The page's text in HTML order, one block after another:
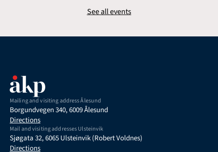
See all events
Mailing and visiting address Ålesund
Borgundvegen 340, 6009 Ålesund
Directions
Mail and visiting addresses Ulsteinvik
Sjøgata 32, 6065 Ulsteinvik (Robert Voldnes)
Directions